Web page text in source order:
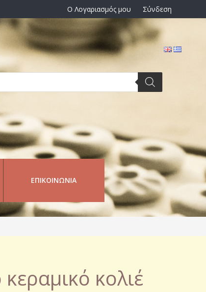
Ο Λογαριασμός μου Σύνδεση
ΕΠΙΚΟΙΝΩΝΊΑ
κολιέ